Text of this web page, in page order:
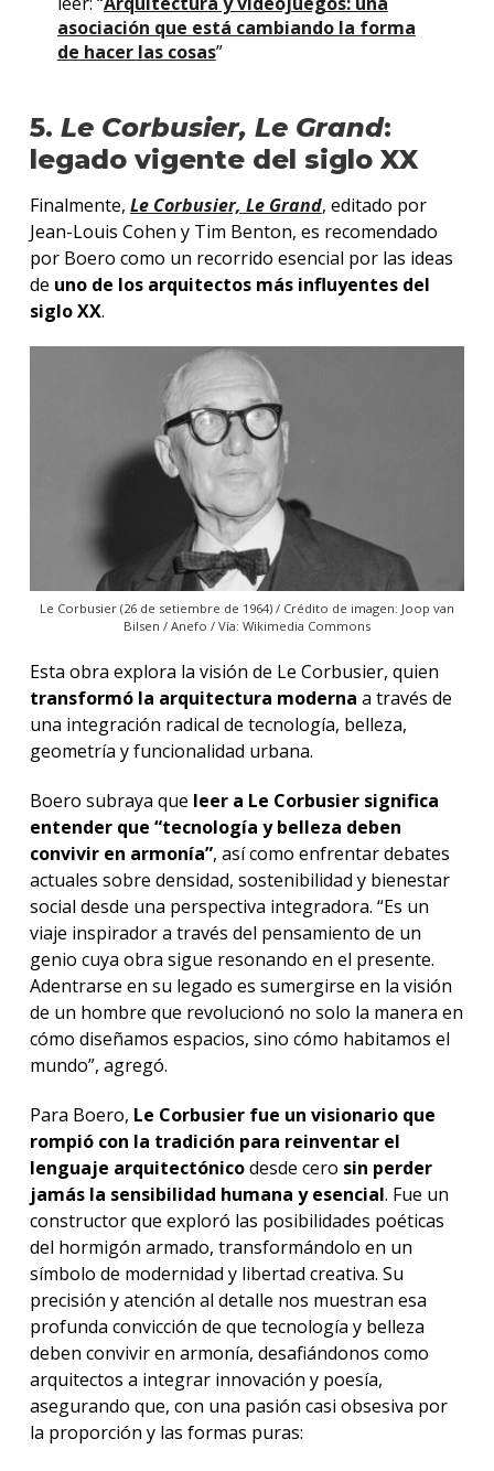
asociación que está cambiando la forma
de hacer las cosas”
5. Le Corbusier, Le Grand:
legado vigente del siglo XX
Finalmente, Le Corbusier, Le Grand, editado por
Jean-Louis Cohen y Tim Benton, es recomendado
por Boero como un recorrido esencial por las ideas
de uno de los arquitectos más influyentes del
siglo XX.
Le Corbusier (26 de setiembre de 1964) / Crédito de imagen: Joop van
Bilsen / Anefo / Vía: Wikimedia Commons
Esta obra explora la visión de Le Corbusier, quien
transformó la arquitectura moderna a través de
una integración radical de tecnología, belleza,
geometría y funcionalidad urbana.
Boero subraya que leer a Le Corbusier significa
entender que “tecnología y belleza deben
convivir en armonía”, así como enfrentar debates
actuales sobre densidad, sostenibilidad y bienestar
social desde una perspectiva integradora. “Es un
viaje inspirador a través del pensamiento de un
genio cuya obra sigue resonando en el presente.
Adentrarse en su legado es sumergirse en la visión
de un hombre que revolucionó no solo la manera en
cómo diseñamos espacios, sino cómo habitamos el
mundo”, agregó.
Para Boero, Le Corbusier fue un visionario que
rompió con la tradición para reinventar el
lenguaje arquitectónicodesde cero sin perder
jamás la sensibilidad humana y esencial. Fue un
constructor que exploró las posibilidades poéticas
del hormigón armado, transformándolo en un
símbolo de modernidad y libertad creativa. Su
precisión y atención al detalle nos muestran esa
profunda convicción de que tecnología y belleza
deben convivir en armonía, desafiándonos como
arquitectos a integrar innovación y poesía,
asegurando que, con una pasión casi obsesiva por
la proporción y las formas puras: